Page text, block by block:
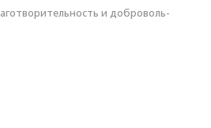
и доброволь­